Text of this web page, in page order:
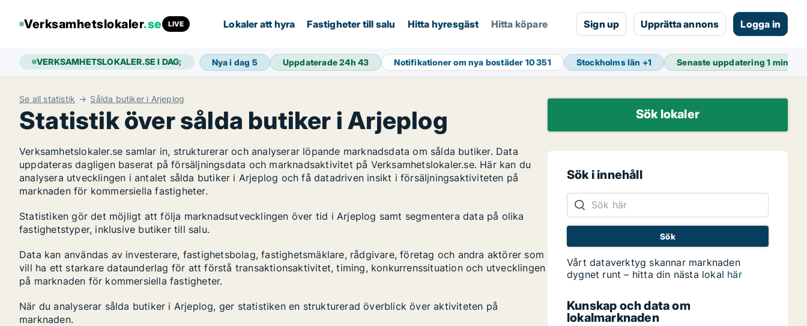
Verksamhetslokaler.se LIVE Lokaler att hyra Fastigheter till salu Hitta hyresgäst Hitta köpare Sign up Upprätta annons Logga in
VERKSAMHETSLOKALER.SE I DAG; Nya i dag 5 Uppdaterade 24h43 Notifikationer om nya bostäder 10 351 Stockholms län +1 Senaste uppdatering1 min
Se all statistik Sålda butiker i Arjeplog
Statistik över sålda butiker i Arjeplog
Verksamhetslokaler.se samlar in, strukturerar och analyserar löpande marknadsdata om sålda butiker. Data
uppdateras dagligen baserat på försäljningsdata och marknadsaktivitet på Verksamhetslokaler.se. Här kan du
analysera utvecklingen i antalet sålda butiker i Arjeplog och få datadriven insikt i försäljningsaktiviteten på
marknaden för kommersiella fastigheter.
Statistiken gör det möjligt att följa marknadsutvecklingen över tid i Arjeplog samt segmentera data på olika
fastighetstyper, inklusive butiker till salu.
Data kan användas av investerare, fastighetsbolag, fastighetsmäklare, rådgivare, företag och andra aktörer som
vill ha ett starkare dataunderlag för att förstå transaktionsaktivitet, timing, konkurrenssituation och utvecklingen
på marknaden för kommersiella fastigheter.
När du analyserar sålda butiker i Arjeplog, ger statistiken en strukturerad överblick över aktiviteten på
marknaden.
Sök lokaler
Sök i innehåll
Vårt dataverktyg skannar marknaden
dygnet runt – hitta din nästa lokal här
Kunskap och data om
lokalmarknaden